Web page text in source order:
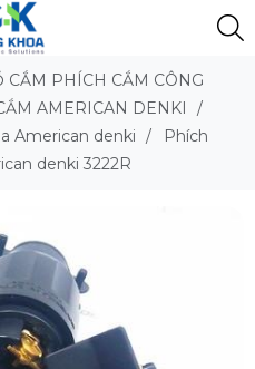
CẮM PHÍCH CẮM CÔNG
AMERICAN DENKI
/
American denki /
Phích
denki 3222R